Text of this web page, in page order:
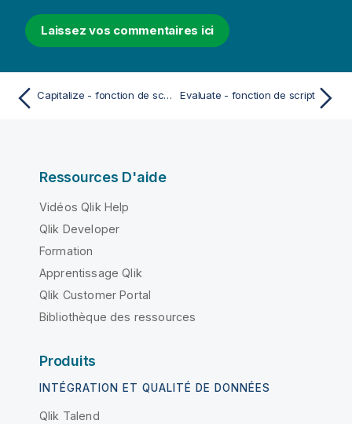
Laissez vos commentaires ici
Capitalize - fonction de script et fonction de graphique Evaluate - fonction de script
Ressources D'aide
Vidéos Qlik Help
Qlik Developer
Formation
Apprentissage Qlik
Qlik Customer Portal
Bibliothèque des ressources
Produits
INTÉGRATION ET QUALITÉ DE DONNÉES
Qlik Talend